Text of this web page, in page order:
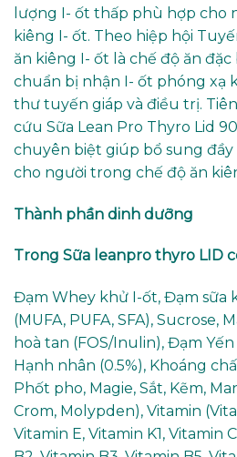
lượng I- ốt thấp phù hợp cho
kiêng I- ốt. Theo hiệp hội
ăn kiêng I- ốt là chế độ ăn
chuẩn bị nhận I- ốt phóng xạ
thư tuyến giáp và điều trị.
cứu Sữa Lean Pro Thyro Lid
chuyên biệt giúp bổ sung
cho người trong chế độ ăn
Thành phần dinh dưỡng
Trong Sữa leanpro thyro LID
Đạm Whey khử I-ốt, Đạm sữa
(MUFA, PUFA, SFA), Sucrose,
hoà tan (FOS/Inulin), Đạm Yến
Hạnh nhân (0.5%), Khoáng
Phốt pho, Magie, Sắt, Kẽm,
Crom, Molypden), Vitamin
Vitamin E, Vitamin K1, Vitamin